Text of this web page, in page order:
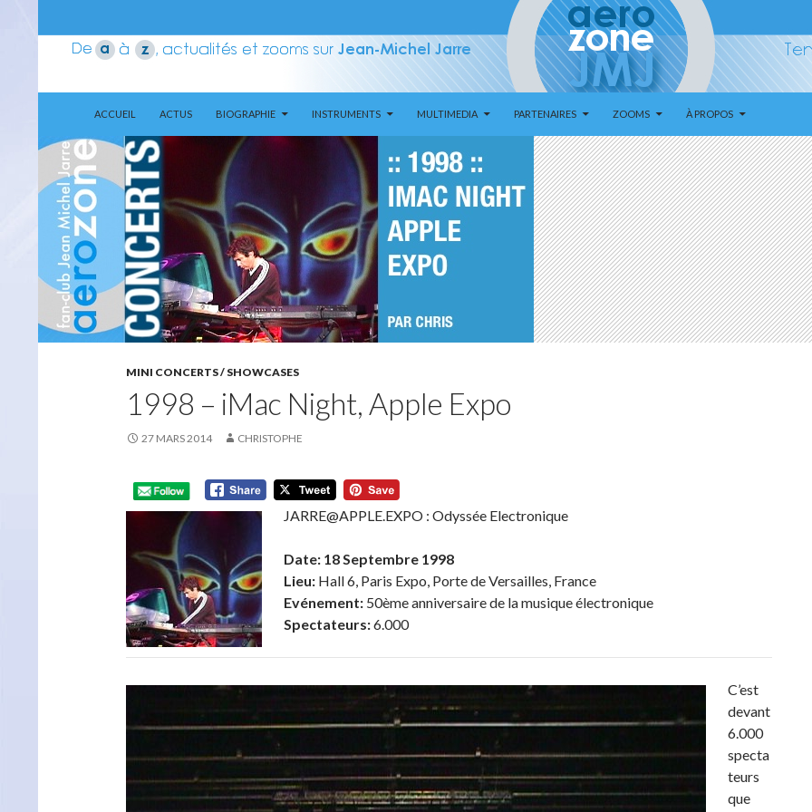
Aerozone JMJ
ACCUEIL
ACTUS BIOGRAPHIE INSTRUMENTS MULTIMEDIA PARTENAIRES ZOOMS À PROPOS
MINI CONCERTS / SHOWCASES
1998 – iMac Night, Apple Expo
27 MARS 2014 CHRISTOPHE
JARRE@APPLE.EXPO : Odyssée Electronique
Date: 18 Septembre 1998
Lieu: Hall 6, Paris Expo, Porte de Versailles, France
Evénement: 50ème anniversaire de la musique électronique
Spectateurs:6.000
C’est
devant
6.000
specta
teurs
que